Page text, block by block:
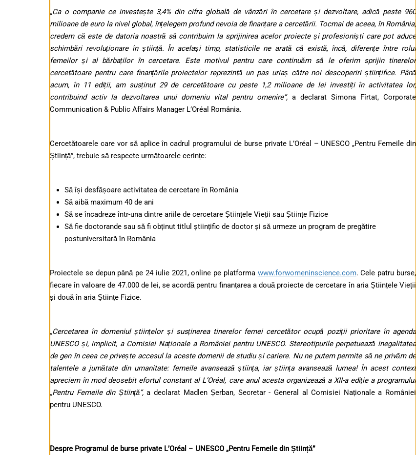
„Ca o companie ce investește 3,4% din cifra globală de vânzări în cercetare și dezvoltare, adică peste 960
milioane de euro la nivel global, înțelegem profund nevoia de finanțare a cercetării. Tocmai de aceea, în România,
credem că este de datoria noastră să contribuim la sprijinirea acelor proiecte și profesioniști care pot aduce
schimbări revoluționare în știință. În același timp, statisticile ne arată că există, încă, diferențe între rolul
femeilor și al bărbaților în cercetare. Este motivul pentru care continuăm să le oferim sprijin tinerelor
cercetătoare pentru care finanțările proiectelor reprezintă un pas uriaș către noi descoperiri științifice. Până
acum, în 11 ediții, am susținut 29 de cercetătoare cu peste 1,2 milioane de lei investiți în activitatea lor,
contribuind activ la dezvoltarea unui domeniu vital pentru omenire”, a declarat Simona Fîrtat, Corporate
Communication & Public Affairs Manager L’Oréal România.
Cercetătoarele care vor să aplice în cadrul programului de burse private L’Oréal – UNESCO „Pentru Femeile din
Știință”, trebuie să respecte următoarele cerințe:
Să își desfășoare activitatea de cercetare în România
Să aibă maximum 40 de ani
Să se încadreze într-una dintre ariile de cercetare Științele Vieții sau Științe Fizice
Să fie doctorande sau să fi obținut titlul științific de doctor și să urmeze un program de pregătire
postuniversitară în România
Proiectele se depun până pe 24 iulie 2021, online pe platforma www.forwomeninscience.com. Cele patru burse,
fiecare în valoare de 47.000 de lei, se acordă pentru finanțarea a două proiecte de cercetare în aria Științele Vieții
și două în aria Științe Fizice.
„Cercetarea în domeniul științelor și susținerea tinerelor femei cercetător ocupă poziții prioritare în agenda
UNESCO și, implicit, a Comisiei Naționale a României pentru UNESCO. Stereotipurile perpetuează inegalitatea
de gen în ceea ce privește accesul la aceste domenii de studiu și cariere. Nu ne putem permite să ne privăm de
talentele a jumătate din umanitate: femeile avansează știința, iar știința avansează lumea! În acest context
apreciem în mod deosebit efortul constant al L’Oréal, care anul acesta organizează a XII-a ediție a programului
„Pentru Femeile din Știință”,a declarat Madlen Șerban, Secretar - General al Comisiei Naționale a României
pentru UNESCO.
Despre Programul de burse private L’Oréal – UNESCO „Pentru Femeile din Știință”